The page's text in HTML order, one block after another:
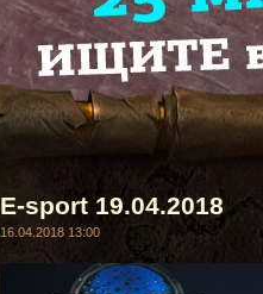
E-sport 19.04.2018
16.04.2018 13:00